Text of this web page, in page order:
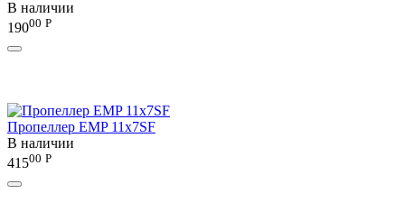
В наличии
19000 Р
Пропеллер EMP 11x7SF
В наличии
41500 Р